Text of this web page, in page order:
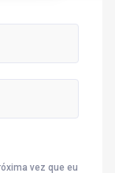
vez que eu